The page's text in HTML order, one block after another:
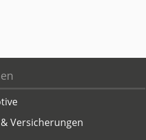
Versicherungen